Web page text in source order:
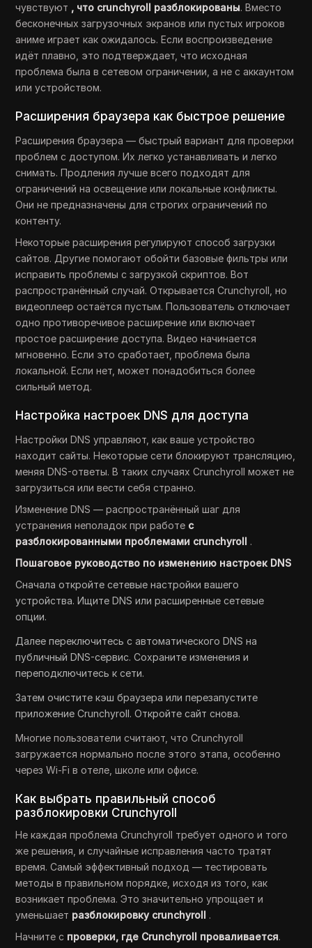
чувствуют , что crunchyroll разблокированы. Вместо
бесконечных загрузочных экранов или пустых игроков
аниме играет как ожидалось. Если воспроизведение
идёт плавно, это подтверждает, что исходная
проблема была в сетевом ограничении, а не с аккаунтом
или устройством.
Расширения браузера как быстрое решение
Расширения браузера — быстрый вариант для проверки
проблем с доступом. Их легко устанавливать и легко
снимать. Продления лучше всего подходят для
ограничений на освещение или локальные конфликты.
Они не предназначены для строгих ограничений по
контенту.
Некоторые расширения регулируют способ загрузки
сайтов. Другие помогают обойти базовые фильтры или
исправить проблемы с загрузкой скриптов. Вот
распространённый случай. Открывается Crunchyroll, но
видеоплеер остаётся пустым. Пользователь отключает
одно противоречивое расширение или включает
простое расширение доступа. Видео начинается
мгновенно. Если это сработает, проблема была
локальной. Если нет, может понадобиться более
сильный метод.
Настройка настроек DNS для доступа
Настройки DNS управляют, как ваше устройство
находит сайты. Некоторые сети блокируют трансляцию,
меняя DNS-ответы. В таких случаях Crunchyroll может не
загрузиться или вести себя странно.
Изменение DNS — распространённый шаг для
устранения неполадок при работе с
разблокированными проблемами crunchyroll .
Пошаговое руководство по изменению настроек DNS
Сначала откройте сетевые настройки вашего
устройства. Ищите DNS или расширенные сетевые
опции.
Далее переключитесь с автоматического DNS на
публичный DNS-сервис. Сохраните изменения и
переподключитесь к сети.
Затем очистите кэш браузера или перезапустите
приложение Crunchyroll. Откройте сайт снова.
Многие пользователи считают, что Crunchyroll
загружается нормально после этого этапа, особенно
через Wi-Fi в отеле, школе или офисе.
Как выбрать правильный способ
разблокировки Crunchyroll
Не каждая проблема Crunchyroll требует одного и того
же решения, и случайные исправления часто тратят
время. Самый эффективный подход — тестировать
методы в правильном порядке, исходя из того, как
возникает проблема. Это значительно упрощает и
уменьшает разблокировку crunchyroll .
Начните с проверки, где Crunchyroll проваливается.